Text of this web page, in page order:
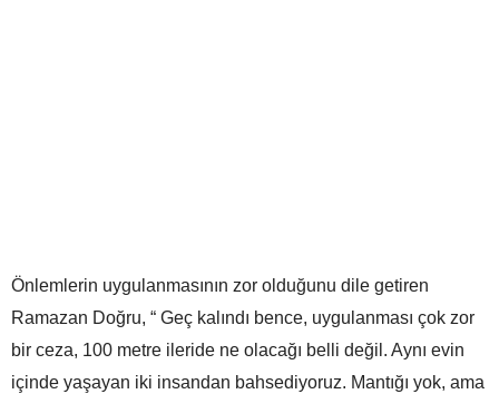
Önlemlerin uygulanmasının zor olduğunu dile getiren
Ramazan Doğru, “ Geç kalındı bence, uygulanması çok zor
bir ceza, 100 metre ileride ne olacağı belli değil. Aynı evin
içinde yaşayan iki insandan bahsediyoruz. Mantığı yok, ama